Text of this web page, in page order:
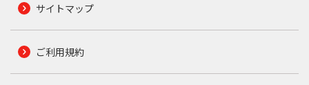
サイトマップ
ご利用規約